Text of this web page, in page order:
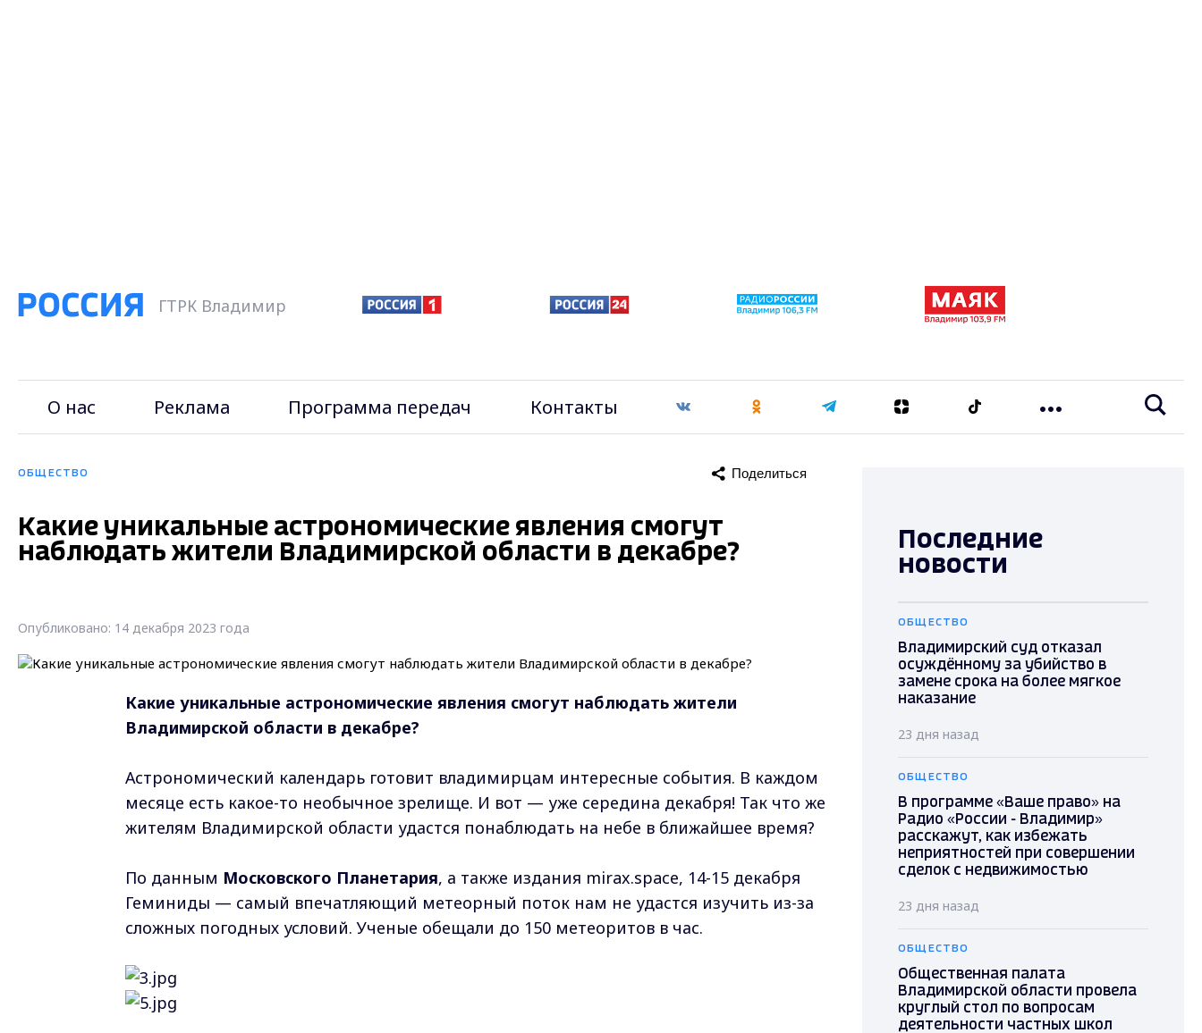
ГТРК Владимир
О нас Реклама Программа передач Контакты
ОБЩЕСТВО Поделиться
Какие уникальные астрономические явления смогут
наблюдать жители Владимирской области в декабре?
Опубликовано: 14 декабря 2023 года
Какие уникальные астрономические явления смогут наблюдать жители
Владимирской области в декабре?
Астрономический календарь готовит владимирцам интересные события. В каждом
месяце есть какое-то необычное зрелище. И вот — уже середина декабря! Так что же
жителям Владимирской области удастся понаблюдать на небе в ближайшее время?
По данным Московского Планетария, а также издания mirax.space, 14-15 декабря
Геминиды — самый впечатляющий метеорный поток нам не удастся изучить из-за
сложных погодных условий. Ученые обещали до 150 метеоритов в час.
Последние
новости
ОБЩЕСТВО
Владимирский суд отказал
осуждённому за убийство в
замене срока на более мягкое
наказание
23 дня назад
ОБЩЕСТВО
В программе «Ваше право» на
Радио «России - Владимир»
расскажут, как избежать
неприятностей при совершении
сделок с недвижимостью
23 дня назад
ОБЩЕСТВО
Общественная палата
Владимирской области провела
круглый стол по вопросам
деятельности частных школ